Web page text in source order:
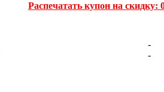
Распечатать купон на скидку:
-
-